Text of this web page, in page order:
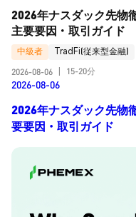
2026年ナスダック先物
主要要因・取引ガイド
中級者
TradFi(従来型金融)
2026-08-06
15-20分
2026-08-06
2026年ナスダック先物
要要因・取引ガイド